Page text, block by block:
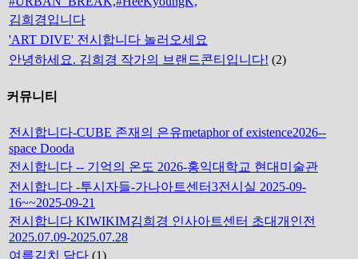
김희경입니다
'ART DIVE' 전시합니다 놀러오세요
안녕하세요. 김희경 작가의 브랜드콘티입니다! (2)
커뮤니티
전시합니다-CUBE 존재의 은유metaphor of existence2026--
space Dooda
전시합니다 -- 기억의 온도 2026-홍익대학교 현대미술관
전시합니다 -투시자들-가나아트센터3전시실 2025-09-
16~~2025-09-21
전시합니다 KIWIKIM김희경 인사아트센터 초대개인전
2025.07.09-2025.07.28
여름김치 담다 (1)